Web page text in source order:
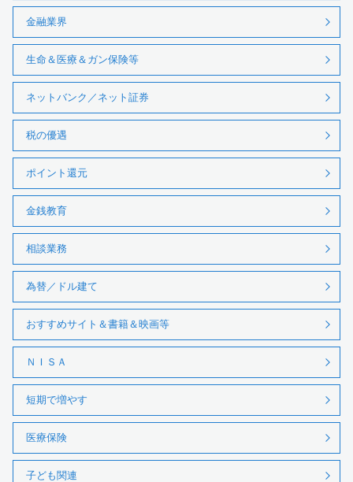
金融業界
生命＆医療＆ガン保険等
ネットバンク／ネット証券
税の優遇
ポイント還元
金銭教育
相談業務
為替／ドル建て
おすすめサイト＆書籍＆映画等
ＮＩＳＡ
短期で増やす
医療保険
子ども関連